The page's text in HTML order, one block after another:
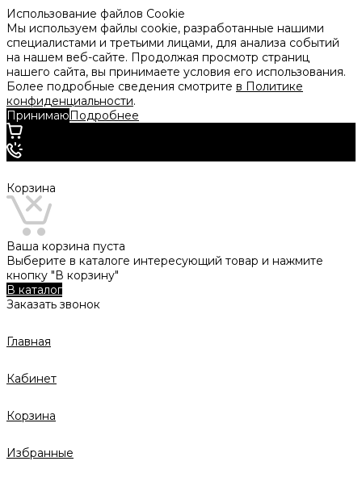
Использование файлов Cookie
Мы используем файлы cookie, разработанные нашими
специалистами и третьими лицами, для анализа событий
на нашем веб-сайте. Продолжая просмотр страниц
нашего сайта, вы принимаете условия его использования.
Более подробные сведения смотрите в Политике
конфиденциальности.
ПринимаюПодробнее
Корзина
Ваша корзина пуста
Выберите в каталоге интересующий товар и нажмите
кнопку "В корзину"
В каталог
Заказать звонок
Главная
Кабинет
Корзина
Избранные